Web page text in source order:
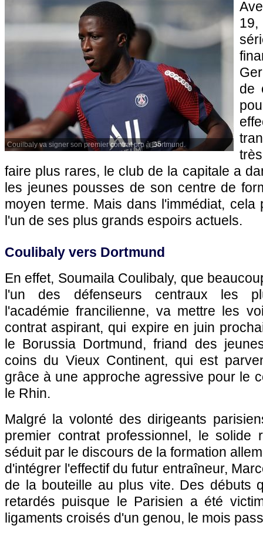
Couilbaly va signer son premier contrat pro à Dortmund.
de
faire plus rares, le club de la capitale a
les jeunes pousses de son centre de
moyen terme. Mais dans l'immédiat, cela
l'un de ses plus grands espoirs actuels.
Coulibaly vers Dortmund
En effet, Soumaila Coulibaly, que
l'un des défenseurs centraux les
l'académie francilienne, va mettre les
contrat aspirant, qui expire en juin
le Borussia Dortmund, friand des
coins du Vieux Continent, qui est
grâce à une approche agressive pour le
le Rhin.
Malgré la volonté des dirigeants
premier contrat professionnel, le
séduit par le discours de la formation
d'intégrer l'effectif du futur entraîneur,
de la bouteille au plus vite. Des débuts
retardés puisque le Parisien a été
ligaments croisés d'un genou, le mois